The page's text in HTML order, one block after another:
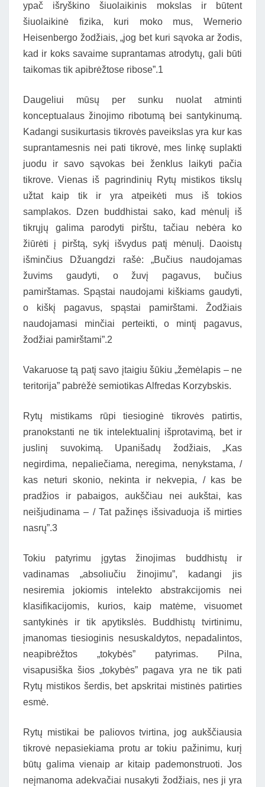
ypač išryškino šiuolaikinis mokslas ir būtent
šiuolaikinė fizika, kuri moko mus, Wernerio
Heisenbergo žodžiais, „jog bet kuri sąvoka ar žodis,
kad ir koks savaime suprantamas atrodytų, gali būti
taikomas tik apibrėžtose ribose”.1
Daugeliui mūsų per sunku nuolat atminti
konceptualaus žinojimo ribotumą bei santykinumą.
Kadangi susikurtasis tikrovės paveikslas yra kur kas
suprantamesnis nei pati tikrovė, mes linkę suplakti
juodu ir savo sąvokas bei ženklus laikyti pačia
tikrove. Vienas iš pagrindinių Rytų mistikos tikslų
užtat kaip tik ir yra atpeikėti mus iš tokios
samplakos. Dzen buddhistai sako, kad mėnulį iš
tikrųjų galima parodyti pirštu, tačiau nebėra ko
žiūrėti į pirštą, sykį išvydus patį mėnulį. Daoistų
išminčius Džuangdzi rašė: „Bučius naudojamas
žuvims gaudyti, o žuvį pagavus, bučius
pamirštamas. Spąstai naudojami kiškiams gaudyti,
o kiškį pagavus, spąstai pamirštami. Žodžiais
naudojamasi minčiai perteikti, o mintį pagavus,
žodžiai pamirštami”.2
Vakaruose tą patį savo įtaigiu šūkiu „žemėlapis – ne
teritorija” pabrėžė semiotikas Alfredas Korzybskis.
Rytų mistikams rūpi tiesioginė tikrovės patirtis,
pranokstanti ne tik intelektualinį išprotavimą, bet ir
juslinį suvokimą. Upanišadų žodžiais, „Kas
negirdima, nepaliečiama, neregima, nenykstama, /
kas neturi skonio, nekinta ir nekvepia, / kas be
pradžios ir pabaigos, aukščiau nei aukštai, kas
neišjudinama – / Tat pažinęs išsivaduoja iš mirties
nasrų”.3
Tokiu patyrimu įgytas žinojimas buddhistų ir
vadinamas „absoliučiu žinojimu”, kadangi jis
nesiremia jokiomis intelekto abstrakcijomis nei
klasifikacijomis, kurios, kaip matėme, visuomet
santykinės ir tik apytikslės. Buddhistų tvirtinimu,
įmanomas tiesioginis nesuskaldytos, nepadalintos,
neapibrėžtos „tokybės” patyrimas. Pilna,
visapusiška šios „tokybės” pagava yra ne tik pati
Rytų mistikos šerdis, bet apskritai mistinės patirties
esmė.
Rytų mistikai be paliovos tvirtina, jog aukščiausia
tikrovė nepasiekiama protu ar tokiu pažinimu, kurį
būtų galima vienaip ar kitaip pademonstruoti. Jos
neįmanoma adekvačiai nusakyti žodžiais, nes ji yra